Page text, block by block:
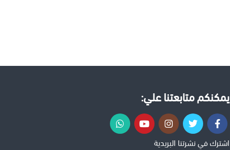
يمكنكم متابعتنا علي:
اشترك في نشرتنا البريدية